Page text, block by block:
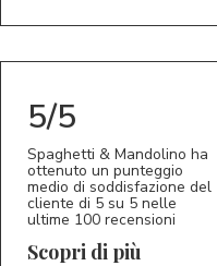
5/5
Spaghetti & Mandolino ha
ottenuto un punteggio
medio di soddisfazione del
cliente di 5 su 5 nelle
ultime 100 recensioni
Scopri di più